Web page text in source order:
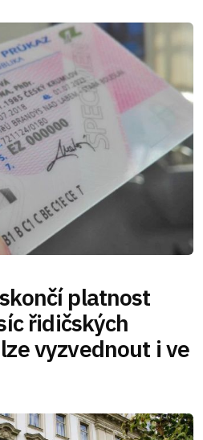
platnost
řidičských
vyzvednout i ve